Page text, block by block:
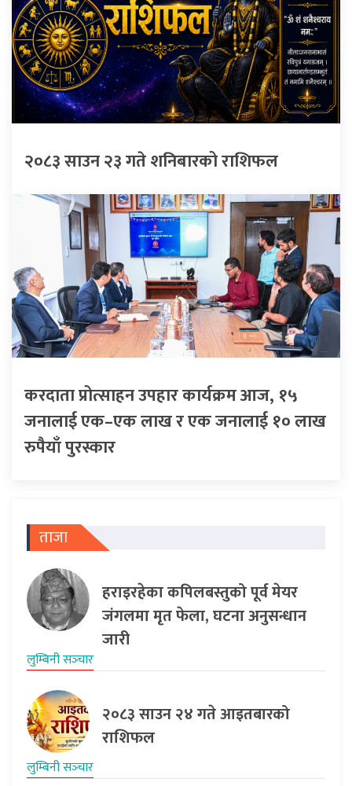
२०८३ साउन २३ गते शनिबारको राशिफल
करदाता प्रोत्साहन उपहार कार्यक्रम आज, १५
जनालाई एक–एक लाख र एक जनालाई १० लाख
रुपैयाँ पुरस्कार
ताजा
हराइरहेका कपिलबस्तुको पूर्व मेयर
जंगलमा मृत फेला, घटना अनुसन्धान
जारी
लुम्बिनी सञ्‍चार
२०८३ साउन २४ गते आइतबारको
राशिफल
लुम्बिनी सञ्‍चार